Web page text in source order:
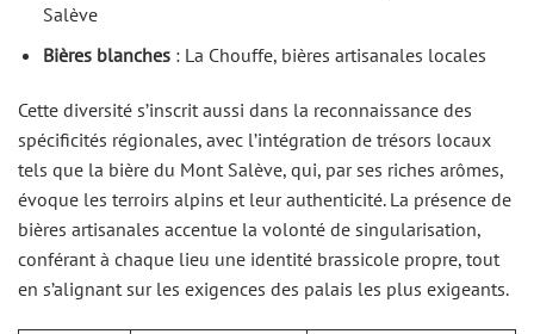
Salève
Bières blanches: La Chouffe, bières artisanales locales
Cette diversité s’inscrit aussi dans la reconnaissance des
spécificités régionales, avec l’intégration de trésors locaux
tels que la bière du Mont Salève, qui, par ses riches arômes,
évoque les terroirs alpins et leur authenticité. La présence de
bières artisanales accentue la volonté de singularisation,
conférant à chaque lieu une identité brassicole propre, tout
en s’alignant sur les exigences des palais les plus exigeants.